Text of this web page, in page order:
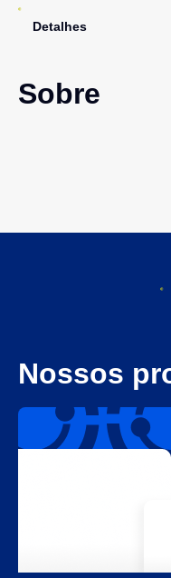
Detalhes
Sobre
Nossos